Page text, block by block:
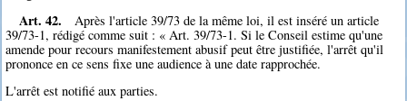
Art. 42.
Après l'article 39/73 de la même loi, il est inséré un article
39/73-1, rédigé comme suit : « Art. 39/73-1. Si le Conseil estime qu'une
amende pour recours manifestement abusif peut être justifiée, l'arrêt qu'il
prononce en ce sens fixe une audience à une date rapprochée.
L'arrêt est notifié aux parties.